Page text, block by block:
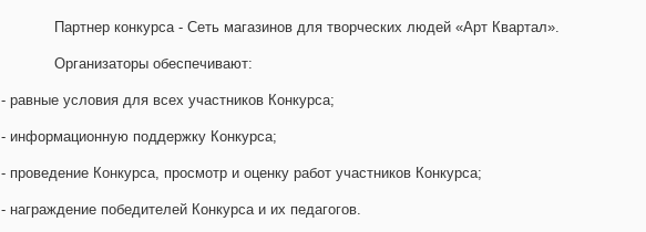
Партнер конкурса - Сеть магазинов для творческих людей «Арт Квартал».
Организаторы обеспечивают:
- равные условия для всех участников Конкурса;
- информационную поддержку Конкурса;
- проведение Конкурса, просмотр и оценку работ участников Конкурса;
- награждение победителей Конкурса и их педагогов.